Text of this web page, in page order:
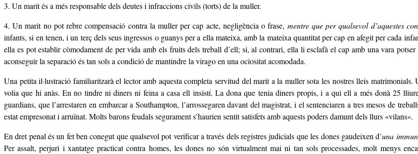
3. Un marit és a més responsable dels deutes i infraccions civils (torts) de la muller.
4. Un marit no pot rebre compensació contra la muller per cap acte, negligència o frase, mentre que per qualsevol d’aquestes
infants, si en tenen, i un terç dels seus ingressos o guanys per a ella mateixa, amb la mateixa quantitat per cap en afegit per cada
ella es pot establir còmodament de per vida amb els fruits dels treball d’ell; si, al contrari, ella li esclafà el cap amb una vara
aconseguir la separació és tan sols a condició de mantindre la virago en una ociositat acomodada.
Una petita il·lustració familiaritzarà el lector amb aquesta completa servitud del marit a la muller sota les nostres lleis
volia que hi anàs. En no tindre ni diners ni feina a casa ell insistí. La dona que tenia diners propis, i a qui ell a més donà 25
guardians, que l’arrestaren en embarcar a Southampton, l’arrossegaren davant del magistrat, i el sentenciaren a tres mesos de
estat empresonat i arruïnat. Molts barons feudals segurament s’haurien sentit satisfets amb aquests poders damunt dels llurs «vilans».
En dret penal és un fet ben conegut que qualsevol pot verificar a través dels registres judicials que les dones gaudeixen d’una
Per assalt, perjuri i xantatge practicat contra homes, les dones no són virtualment mai ni tan sols processades, molt menys